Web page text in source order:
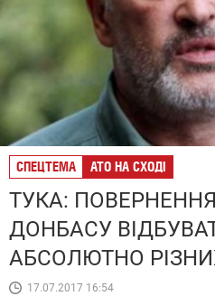
СПЕЦТЕМА АТО НА СХОДІ
ТУКА:
ДОНБАСУ
АБСОЛЮТНО
17.07.2017 16:54